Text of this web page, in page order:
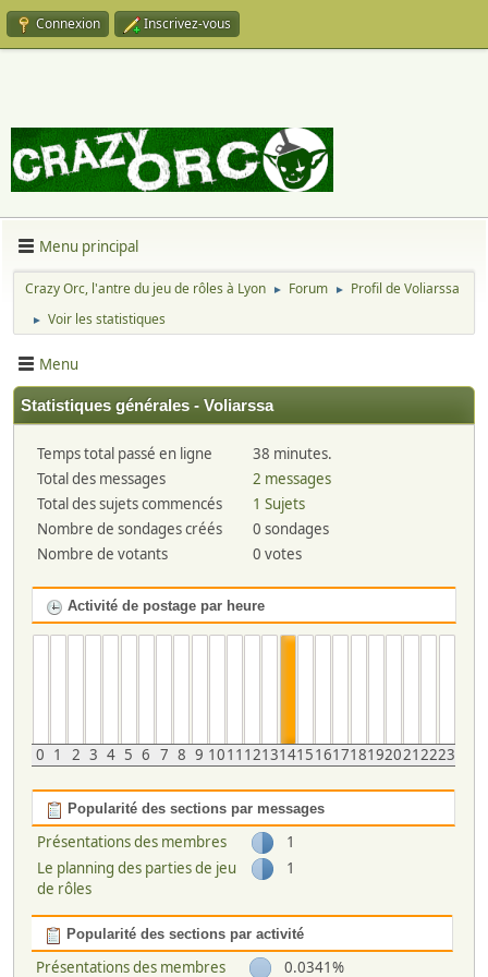
Connexion Inscrivez-vous
Menu principal
Crazy Orc, l'antre du jeu de rôles à Lyon ► Forum ► Profil de Voliarssa
► Voir les statistiques
Menu
Statistiques générales - Voliarssa
Temps total passé en ligne
38 minutes.
Total des messages
2 messages
Total des sujets commencés
1 Sujets
Nombre de sondages créés
0 sondages
Nombre de votants
0 votes
Activité de postage par heure
0 1 2 3 4 5 6 7 8 9 1011 121314151617181920212223
Popularité des sections par messages
Présentations des membres
1
Le planning des parties de jeu
de rôles
1
Popularité des sections par activité
Présentations des membres 0.0341%